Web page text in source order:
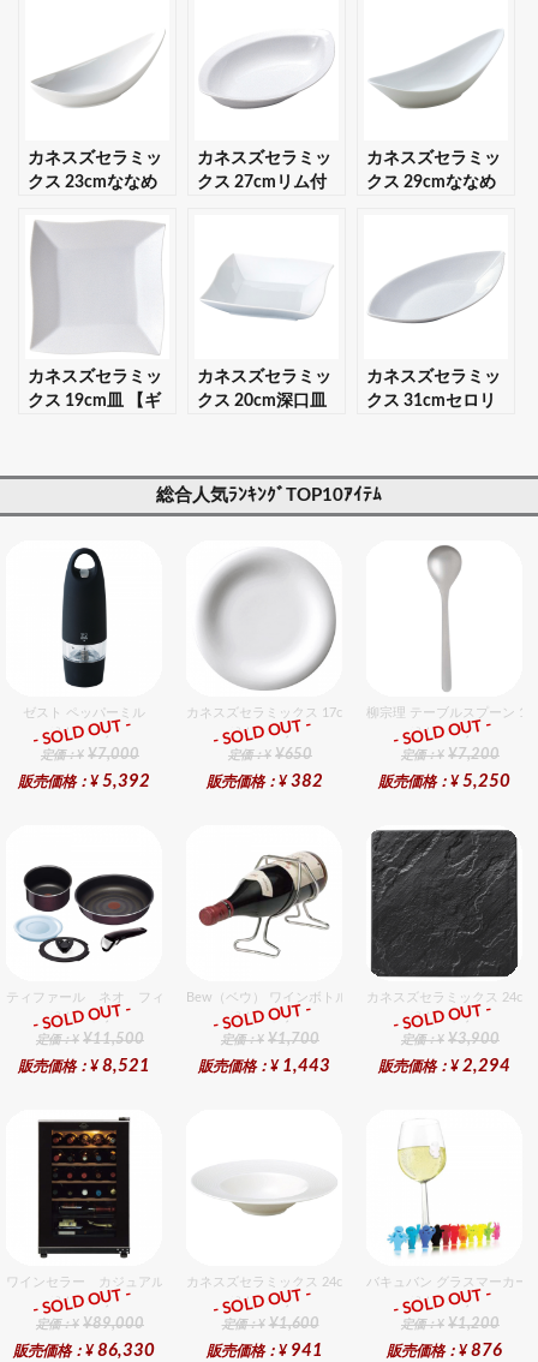
カネスズセラミッ
クス 23cmななめ
ト・プレゼント対
応可】
カネスズセラミッ
クス 27cmリム付
応可】
カネスズセラミッ
クス 29cmななめ
カネスズセラミッ
クス 19cm皿 【ギ
カネスズセラミッ
クス 20cm深口皿
カネスズセラミッ
クス 31cmセロリ
総合人気ﾗﾝｷﾝｸﾞTOP10ｱｲﾃﾑ
ゼスト ペッパーミル
総合ﾗﾝｷﾝｸﾞ
定価：¥ ¥7,000
販売価格：¥ 5,392
- SOLD OUT -
カネスズセラミックス 17cmパン
総合ﾗﾝｷﾝｸﾞ
定価：¥ ¥650
販売価格：¥ 382
- SOLD OUT -
柳宗理 テーブルスプーン 12
総合ﾗﾝｷﾝｸﾞ
定価：¥ ¥7,200
販売価格：¥ 5,250
- SOLD OUT -
ティファール ネオ フィグノワールセット 5
総合ﾗﾝｷﾝｸﾞ
定価：¥ ¥11,500
販売価格：¥ 8,521
- SOLD OUT -
Bew（ベウ） ワインボトルラック S
総合ﾗﾝｷﾝｸﾞ
定価：¥ ¥1,700
販売価格：¥ 1,443
- SOLD OUT -
カネスズセラミックス
総合ﾗﾝｷﾝｸﾞ
定価：¥ ¥3,900
販売価格：¥ 2,294
- SOLD OUT -
ワインセラー カジュアル FJC−85G（26本用）
総合ﾗﾝｷﾝｸﾞ
定価：¥ ¥89,000
販売価格：¥ 86,330
- SOLD OUT -
カネスズセラミックス 24cmスープ
総合ﾗﾝｷﾝｸﾞ
定価：¥ ¥1,600
販売価格：¥ 941
- SOLD OUT -
バキュバン グラスマーカー
総合ﾗﾝｷﾝｸﾞ
定価：¥ ¥1,200
販売価格：¥ 876
- SOLD OUT -